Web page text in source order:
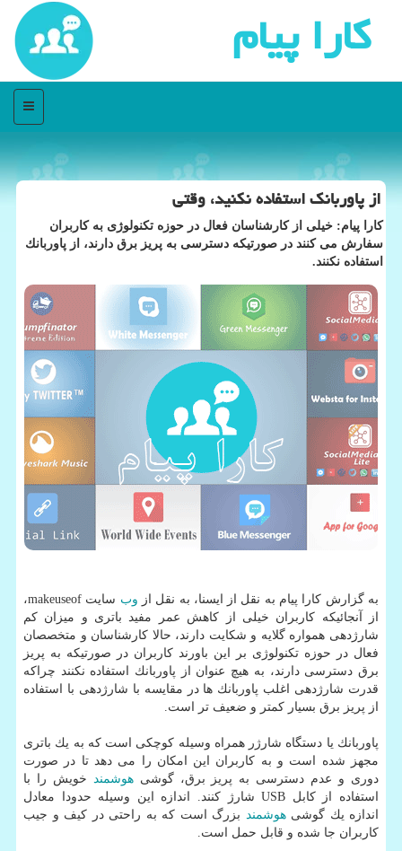
كارا پیام
منو
از پاوربانك استفاده نكنید، وقتی
كارا پیام: خیلی از كارشناسان فعال در حوزه تكنولوژی به كاربران
سفارش می كنند در صورتیكه دسترسی به پریز برق دارند، از پاوربانك
استفاده نكنند.
به گزارش كارا پیام به نقل از ایسنا، به نقل از وب
سایت makeuseof،
از آنجائیكه كاربران خیلی از كاهش عمر مفید باتری و میزان كم
شارژدهی همواره گلایه و شكایت دارند، حالا كارشناسان و متخصصان
فعال در حوزه تكنولوژی بر این باورند كاربران در صورتیكه به پریز
برق دسترسی دارند، به هیچ عنوان از پاوربانك استفاده نكنند چراكه
قدرت شارژدهی اغلب پاوربانك ها در مقایسه با شارژدهی با استفاده
از پریز برق بسیار كمتر و ضعیف تر است.
پاوربانك یا دستگاه شارژر همراه وسیله كوچكی است كه به یك باتری
مجهز شده است و به كاربران این امكان را می دهد تا در صورت
دوری و عدم دسترسی به پریز برق، گوشیهوشمند خویش را با
استفاده از كابل USB شارژ كنند. اندازه این وسیله حدودا معادل
اندازه یك گوشیهوشمند بزرگ است كه به راحتی در كیف و جیب
كاربران جا شده و قابل حمل است.